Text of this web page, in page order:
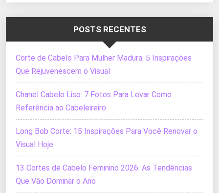
POSTS RECENTES
Corte de Cabelo Para Mulher Madura: 5 Inspirações
Que Rejuvenescem o Visual
Chanel Cabelo Liso: 7 Fotos Para Levar Como
Referência ao Cabeleireiro
Long Bob Corte: 15 Inspirações Para Você Renovar o
Visual Hoje
13 Cortes de Cabelo Feminino 2026: As Tendências
Que Vão Dominar o Ano